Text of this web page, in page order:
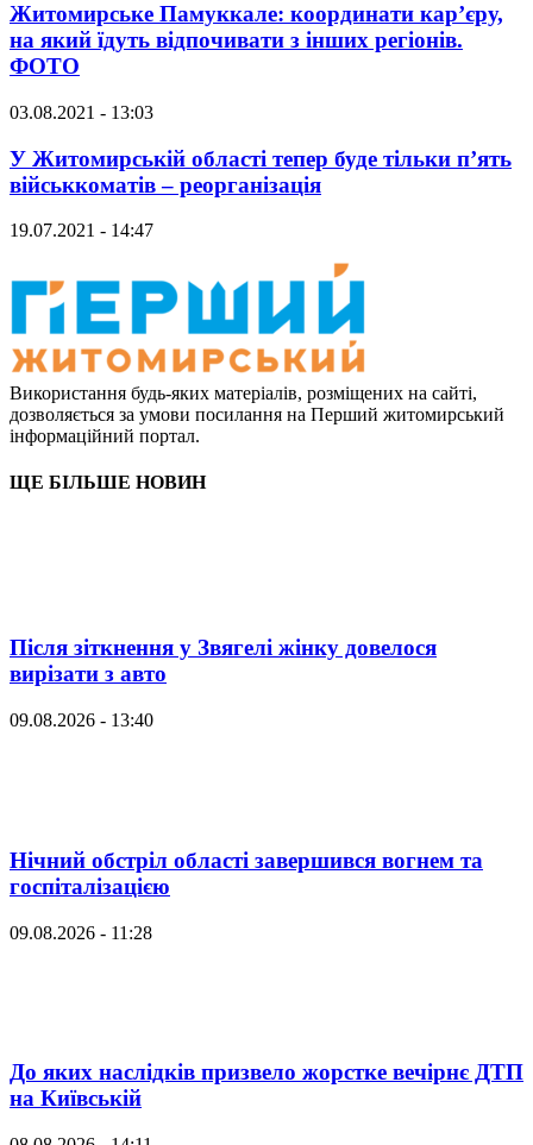
Житомирське Памуккале: координати кар’єру,
на який їдуть відпочивати з інших регіонів.
ФОТО
03.08.2021 - 13:03
У Житомирській області тепер буде тільки п’ять
військкоматів – реорганізація
19.07.2021 - 14:47
Використання будь-яких матеріалів, розміщених на сайті,
дозволяється за умови посилання на Перший житомирський
інформаційний портал.
ЩЕ БІЛЬШЕ НОВИН
Після зіткнення у Звягелі жінку довелося
вирізати з авто
09.08.2026 - 13:40
Нічний обстріл області завершився вогнем та
госпіталізацією
09.08.2026 - 11:28
До яких наслідків призвело жорстке вечірнє ДТП
на Київській